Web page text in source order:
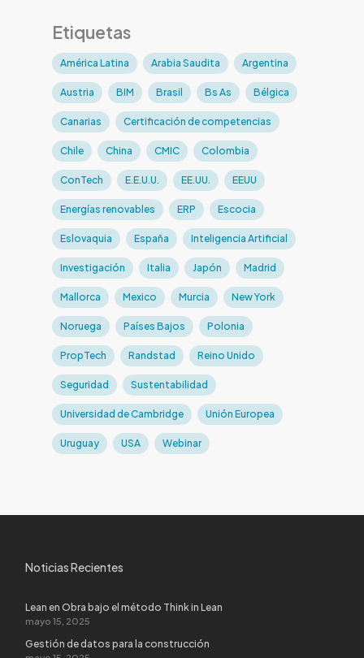
Etiquetas
América Latina Arabia Saudita Argentina
Austria BIM Brasil Bs As Bélgica
Canarias Certificación de competencias
Chile China CMIC Colombia
ConTech E.E.U.U. EE.UU. EEUU
Energías renovables ERP Escocia
Eslovaquia España Inteligencia Artificial
Investigación Italia Japón Madrid
Mallorca Mexico Murcia New York
Noruega Países Bajos Polonia
PropTech Randstad Reino Unido
Seguridad Sustentabilidad
Universidad de Cambridge Unión Europea
Uruguay USA Webinar
Noticias Recientes
Lean en Obra bajo el método Think in Lean
mayo 15, 2025
Gestión de datos para la construcción